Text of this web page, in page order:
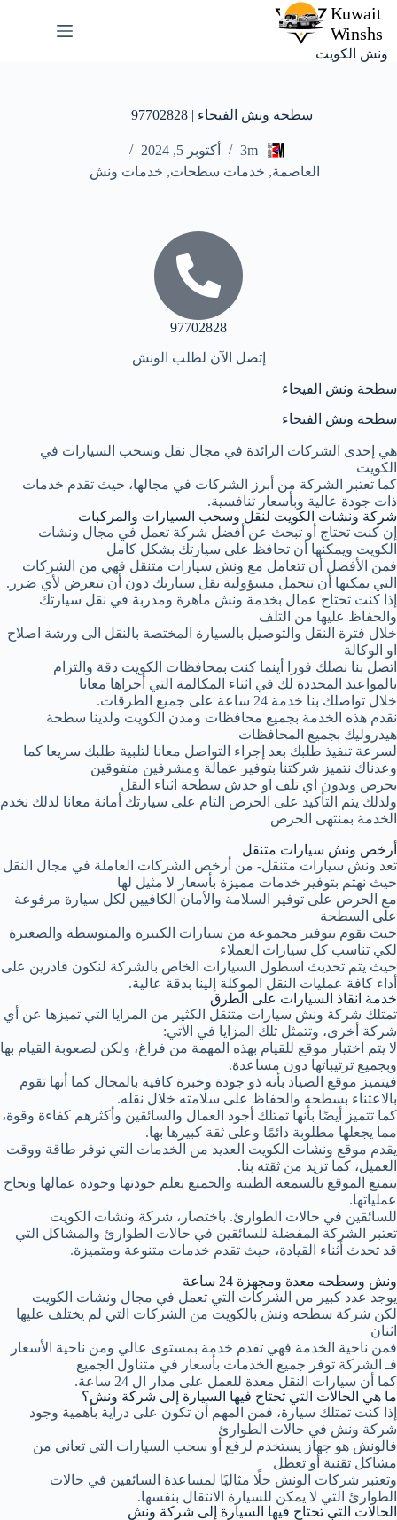
ونش الكويت
سطحة ونش الفيحاء | 97702828
3m
أكتوبر 5, 2024
العاصمة, خدمات سطحات, خدمات ونش
97702828
إتصل الآن لطلب الونش
سطحة ونش الفيحاء
سطحة ونش الفيحاء
هي إحدى الشركات الرائدة في مجال نقل وسحب السيارات في
الكويت
كما تعتبر الشركة من أبرز الشركات في مجالها، حيث تقدم خدمات
ذات جودة عالية وبأسعار تنافسية.
شركة ونشات الكويت لنقل وسحب السيارات والمركبات
إن كنت تحتاج أو تبحث عن أفضل شركة تعمل في مجال ونشات
الكويت ويمكنها أن تحافظ على سيارتك بشكل كامل
فمن الأفضل أن تتعامل مع ونش سيارات متنقل فهي من الشركات
التي يمكنها أن تتحمل مسؤولية نقل سيارتك دون أن تتعرض لأي ضرر.
إذا كنت تحتاج عمال بخدمة ونش ماهرة ومدربة في نقل سيارتك
والحفاظ عليها من التلف
خلال فترة النقل والتوصيل بالسيارة المختصة بالنقل الى ورشة اصلاح
او الوكالة
اتصل بنا نصلك فورا أينما كنت بمحافظات الكويت دقة والتزام
بالمواعيد المحددة لك في اثناء المكالمة التي أجراها معانا
خلال تواصلك بنا خدمة 24 ساعة على جميع الطرقات.
نقدم هذه الخدمة بجميع محافظات ومدن الكويت ولدينا سطحة
هيدروليك بجميع المحافظات
لسرعة تنفيذ طلبك بعد إجراء التواصل معانا لتلبية طلبك سريعا كما
وعدناك نتميز شركتنا بتوفير عمالة ومشرفين متفوقين
بحرص وبدون اي تلف او خدش سطحة اثناء النقل
ولذلك يتم التأكيد على الحرص التام على سيارتك أمانة معانا لذلك نخدم
الخدمة بمنتهى الحرص
أرخص ونش سيارات متنقل
تعد ونش سيارات متنقل- من أرخص الشركات العاملة في مجال النقل
حيث نهتم بتوفير خدمات مميزة بأسعار لا مثيل لها
مع الحرص على توفير السلامة والأمان الكافيين لكل سيارة مرفوعة
على السطحة
حيث نقوم بتوفير مجموعة من سيارات الكبيرة والمتوسطة والصغيرة
لكي تناسب كل سيارات العملاء
حيث يتم تحديث اسطول السيارات الخاص بالشركة لنكون قادرين على
أداء كافة عمليات النقل الموكلة إلينا بدقة عالية.
خدمة انقاذ السيارات على الطرق
تمتلك شركة ونش سيارات متنقل الكثير من المزايا التي تميزها عن أي
شركة أخرى، وتتمثل تلك المزايا في الآتي:
لا يتم اختيار موقع للقيام بهذه المهمة من فراغ، ولكن لصعوبة القيام بها
وبجميع ترتيباتها دون مساعدة.
فيتميز موقع الصياد بأنه ذو جودة وخبرة كافية بالمجال كما أنها تقوم
بالاعتناء بسطحه والحفاظ على سلامته خلال نقله.
كما تتميز أيضًا بأنها تمتلك أجود العمال والسائقين وأكثرهم كفاءة وقوة،
مما يجعلها مطلوبة دائمًا وعلى ثقة كبيرها بها.
يقدم موقع ونشات الكويت العديد من الخدمات التي توفر طاقة ووقت
العميل، كما تزيد من ثقته بنا.
يتمتع الموقع بالسمعة الطيبة والجميع يعلم جودتها وجودة عمالها ونجاح
عملياتها.
للسائقين في حالات الطوارئ. باختصار، شركة ونشات الكويت
تعتبر الشركة المفضلة للسائقين في حالات الطوارئ والمشاكل التي
قد تحدث أثناء القيادة، حيث تقدم خدمات متنوعة ومتميزة.
ونش وسطحه معدة ومجهزة 24 ساعة
يوجد عدد كبير من الشركات التي تعمل في مجال ونشات الكويت
لكن شركة سطحه ونش بالكويت من الشركات التي لم يختلف عليها
اثنان
فمن ناحية الخدمة فهي تقدم خدمة بمستوى عالي ومن ناحية الأسعار
فـ الشركة توفر جميع الخدمات بأسعار في متناول الجميع
كما أن سيارات النقل معدة للعمل على مدار ال 24 ساعة.
ما هي الحالات التي تحتاج فيها السيارة إلى شركة ونش؟
إذا كنت تمتلك سيارة، فمن المهم أن تكون على دراية بأهمية وجود
شركة ونش في حالات الطوارئ
فالونش هو جهاز يستخدم لرفع أو سحب السيارات التي تعاني من
مشاكل تقنية أو تعطل
وتعتبر شركات الونش حلًا مثاليًا لمساعدة السائقين في حالات
الطوارئ التي لا يمكن للسيارة الانتقال بنفسها.
الحالات التي تحتاج فيها السيارة إلى شركة ونش